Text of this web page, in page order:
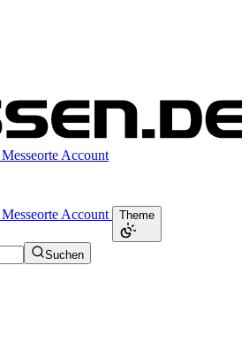
Messeorte Account
Messeorte Account Theme
Suchen